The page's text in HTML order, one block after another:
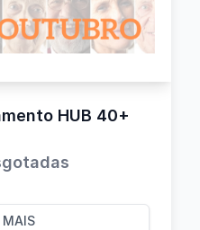
HUB 40+
MAIS